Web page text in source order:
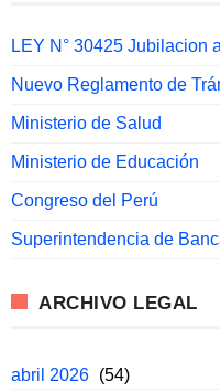
LEY N° 30425 Jubilacion
Nuevo Reglamento de
Ministerio de Salud
Ministerio de Educación
Congreso del Perú
Superintendencia de
ARCHIVO LEGAL
abril 2026 (54)